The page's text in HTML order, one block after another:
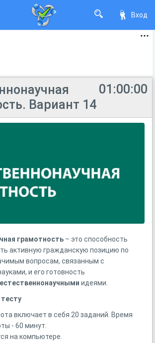
Вход
01:00:00
Вариант 14
грамотность – это способность
активную гражданскую позицию по
вопросам, связанным с
и его готовность
естественнонаучными идеями.
тесту
включает в себя 20 заданий. Время
- 60 минут.
на компьютере.